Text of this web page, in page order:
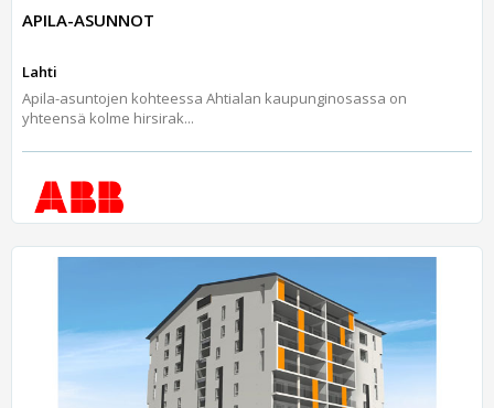
APILA-ASUNNOT
Lahti
Apila-asuntojen kohteessa Ahtialan kaupunginosassa on
yhteensä kolme hirsirak...